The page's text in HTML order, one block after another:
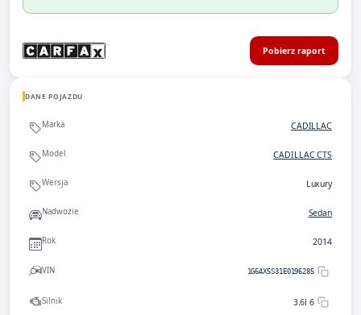
Pobierz raport
DANE POJAZDU
Marka CADILLAC
Model CADILLAC CTS
Wersja Luxury
Nadwozie Sedan
Rok 2014
VIN 1G6AX5S31E0196285
Silnik 3.6l 6